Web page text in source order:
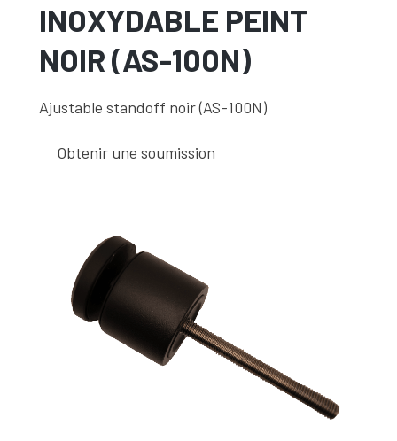
INOXYDABLE PEINT
NOIR (AS-100N)
Ajustable standoff noir (AS-100N)
Obtenir une soumission